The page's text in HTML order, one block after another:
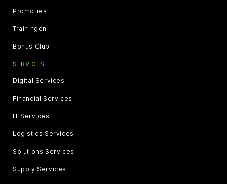
Promoties
Trainingen
Bonus Club
SERVICES
Digital Services
Financial Services
IT Services
Logistics Services
Solutions Services
Supply Services